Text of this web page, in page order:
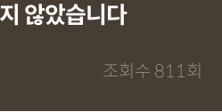
않았습니다
조회수 811회